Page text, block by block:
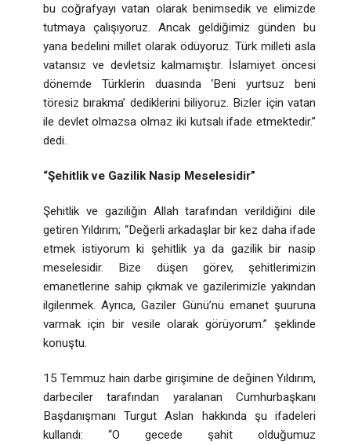
bu coğrafyayı vatan olarak benimsedik ve elimizde
tutmaya çalışıyoruz. Ancak geldiğimiz günden bu
yana bedelini millet olarak ödüyoruz. Türk milleti asla
vatansız ve devletsiz kalmamıştır. İslamiyet öncesi
dönemde Türklerin duasında ‘Beni yurtsuz beni
töresiz bırakma’ dediklerini biliyoruz. Bizler için vatan
ile devlet olmazsa olmaz iki kutsalı ifade etmektedir.”
dedi.
“Şehitlik ve Gazilik Nasip Meselesidir”
Şehitlik ve gaziliğin Allah tarafından verildiğini dile
getiren Yıldırım; “Değerli arkadaşlar bir kez daha ifade
etmek istiyorum ki şehitlik ya da gazilik bir nasip
meselesidir. Bize düşen görev, şehitlerimizin
emanetlerine sahip çıkmak ve gazilerimizle yakından
ilgilenmek. Ayrıca, Gaziler Günü’nü emanet şuuruna
varmak için bir vesile olarak görüyorum.” şeklinde
konuştu.
15 Temmuz hain darbe girişimine de değinen Yıldırım,
darbeciler tarafından yaralanan Cumhurbaşkanı
Başdanışmanı Turgut Aslan hakkında şu ifadeleri
kullandı: “O gecede şahit olduğumuz